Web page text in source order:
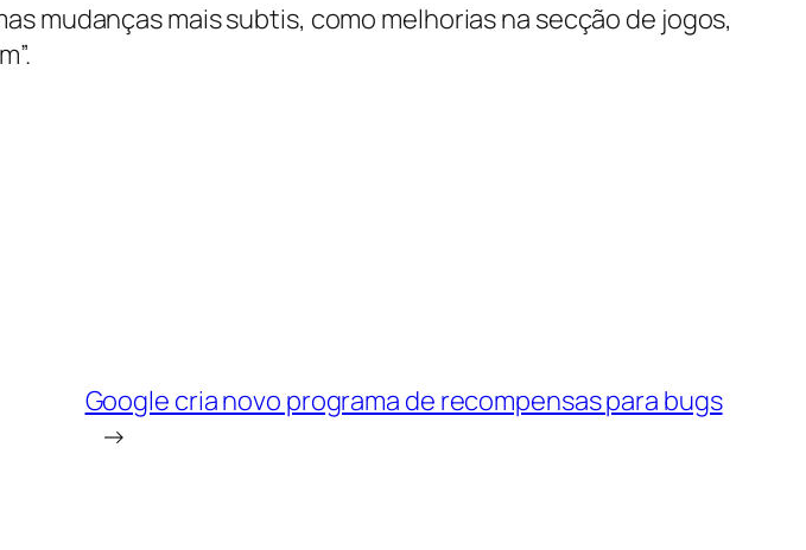
mudanças mais subtis, como melhorias na secção de jogos,
Google cria novo programa de recompensas para bugs
→